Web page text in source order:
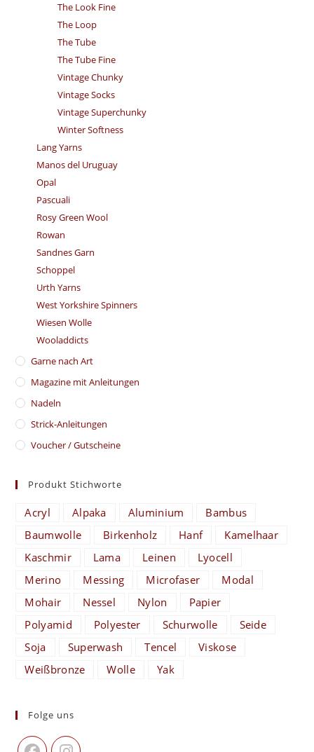
The Look Fine
The Loop
The Tube
The Tube Fine
Vintage Chunky
Vintage Socks
Vintage Superchunky
Winter Softness
Lang Yarns
Manos del Uruguay
Opal
Pascuali
Rosy Green Wool
Rowan
Sandnes Garn
Schoppel
Urth Yarns
West Yorkshire Spinners
Wiesen Wolle
Wooladdicts
Garne nach Art
Magazine mit Anleitungen
Nadeln
Strick-Anleitungen
Voucher / Gutscheine
Produkt Stichworte
Acryl Alpaka Aluminium
Bambus
Baumwolle
Birkenholz Hanf
Kamelhaar
Kaschmir
Lama Leinen
Lyocell
Merino
Messing Microfaser
Modal
Mohair
Nessel Nylon
Papier
Polyamid
Polyester Schurwolle
Seide
Soja
Superwash Tencel
Viskose
Weißbronze
Wolle Yak
Folge uns